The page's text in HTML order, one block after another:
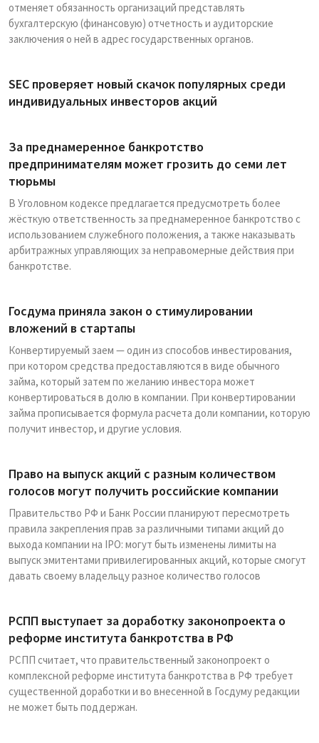
отменяет обязанность организаций представлять
бухгалтерскую (финансовую) отчетность и аудиторские
заключения о ней в адрес государственных органов.
SEC проверяет новый скачок популярных среди
индивидуальных инвесторов акций
За преднамеренное банкротство
предпринимателям может грозить до семи лет
тюрьмы
В Уголовном кодексе предлагается предусмотреть более
жёсткую ответственность за преднамеренное банкротство с
использованием служебного положения, а также наказывать
арбитражных управляющих за неправомерные действия при
банкротстве.
Госдума приняла закон о стимулировании
вложений в стартапы
Конвертируемый заем — один из способов инвестирования,
при котором средства предоставляются в виде обычного
займа, который затем по желанию инвестора может
конвертироваться в долю в компании. При конвертировании
займа прописывается формула расчета доли компании, которую
получит инвестор, и другие условия.
Право на выпуск акций с разным количеством
голосов могут получить российские компании
Правительство РФ и Банк России планируют пересмотреть
правила закрепления прав за различными типами акций до
выхода компании на IPO: могут быть изменены лимиты на
выпуск эмитентами привилегированных акций, которые смогут
давать своему владельцу разное количество голосов
РСПП выступает за доработку законопроекта о
реформе института банкротства в РФ
РСПП считает, что правительственный законопроект о
комплексной реформе института банкротства в РФ требует
существенной доработки и во внесенной в Госдуму редакции
не может быть поддержан.